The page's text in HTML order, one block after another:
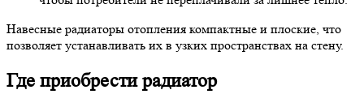
Навесные радиаторы отопления компактные и плоские, что
позволяет устанавливать их в узких пространствах на стену.
Где приобрести радиатор